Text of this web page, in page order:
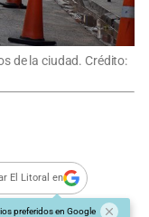
de la ciudad. Crédito:
El Litoral en
preferidos en Google